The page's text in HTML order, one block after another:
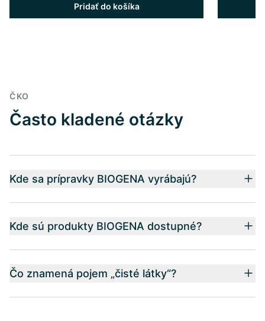
Pridať do košíka
ČKO
Často kladené otázky
Kde sa prípravky BIOGENA vyrábajú?
Kde sú produkty BIOGENA dostupné?
Čo znamená pojem „čisté látky“?